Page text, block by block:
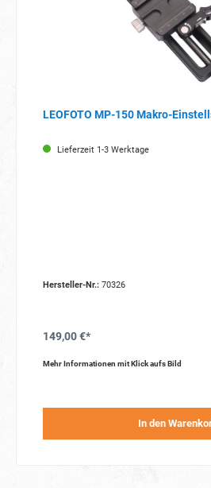
LEOFOTO MP-150 Makro-
Lieferzeit 1-3 Werktage
Hersteller-Nr.:70326
149,00 €*
Mehr Informationen mit Klick aufs Bild
In den